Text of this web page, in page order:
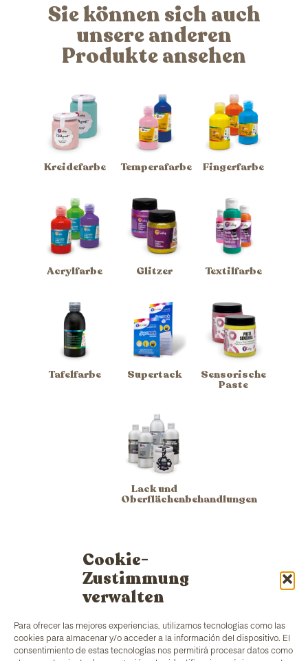
Cookie-
Zustimmung
verwalten
Para ofrecer las mejores experiencias, utilizamos tecnologías como las
cookies para almacenar y/o acceder a la información del dispositivo. El
consentimiento de estas tecnologías nos permitirá procesar datos como
Sie können sich auch
unsere anderen
Produkte ansehen
Kreidefarbe Temperafarbe Fingerfarbe
Acrylfarbe Glitzer Textilfarbe
Tafelfarbe Supertack Sensorische
Paste
Lack und
Oberflächenbehandlungen
TColorsverfügt über eine Farbenfabrik in
Barcelona und ein eigenes Labor zur Herstellung